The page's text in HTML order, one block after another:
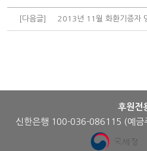
[다음글] 2013년 11월 화환기증자
후원전
신한은행 100-036-086115 (예금